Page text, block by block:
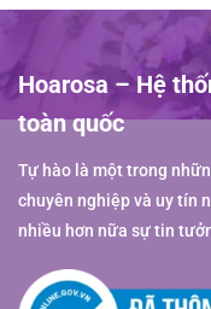
Hoarosa – Hệ
toàn quốc
Tự hào là một trong
chuyên nghiệp và uy tín
nhiều hơn nữa sự tin